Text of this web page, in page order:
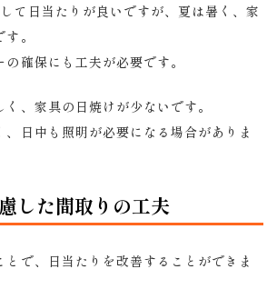
て日当たりが良いですが、夏は暑く、家
。
確保にも工夫が必要です。
く、家具の日焼けが少ないです。
、日中も照明が必要になる場合がありま
した間取りの工夫
とで、日当たりを改善することができま